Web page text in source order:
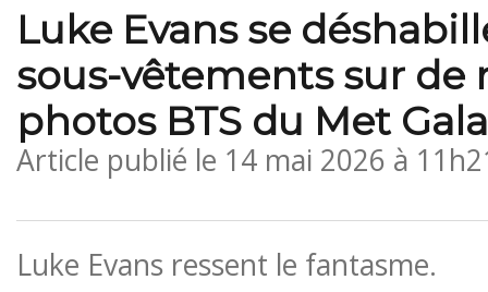
Luke Evans se
sous-vêtements sur de
photos BTS du Met Gala
Article publié le 14 mai 2026 à
Luke Evans ressent le fantasme.